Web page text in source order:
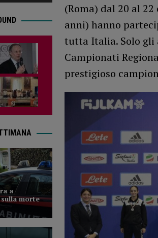
(Roma) dal 20 al
anni) hanno
tutta Italia. Solo gli
Campionati
prestigioso